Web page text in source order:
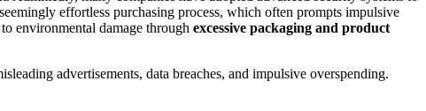
effortless purchasing process, which often prompts impulsive
environmental damage through excessive packaging and product
advertisements, data breaches, and impulsive overspending.